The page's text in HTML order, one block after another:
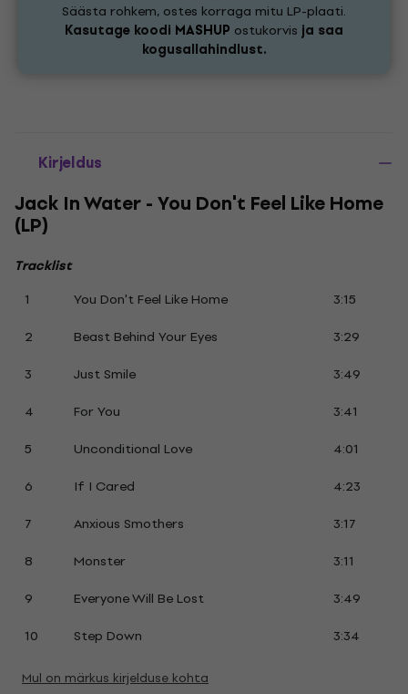
Säästa rohkem, ostes korraga mitu LP-plaati.
Kasutage koodi MASHUP ostukorvis ja saa
kogusallahindlust.
Kirjeldus
Jack In Water - You Don't Feel Like Home
(LP)
Tracklist
1
You Don't Feel Like Home
3:15
2
Beast Behind Your Eyes
3:29
3
Just Smile
3:49
4
For You
3:41
5
Unconditional Love
4:01
6
If I Cared
4:23
7
Anxious Smothers
3:17
8
Monster
3:11
9
Everyone Will Be Lost
3:49
10
Step Down 3:34
Mul on märkus kirjelduse kohta